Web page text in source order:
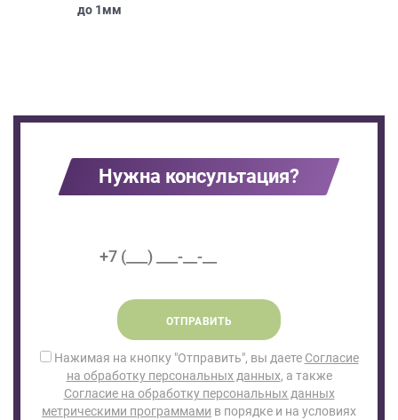
до 1мм
Нужна консультация?
ОТПРАВИТЬ
Нажимая на кнопку "Отправить", вы даете Согласие
на обработку персональных данных, а также
Согласие на обработку персональных данных
метрическими программами в порядке и на условиях